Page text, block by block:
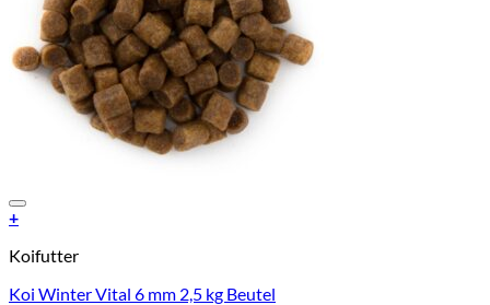
+
Koifutter
Koi Winter Vital 6 mm 2,5 kg Beutel